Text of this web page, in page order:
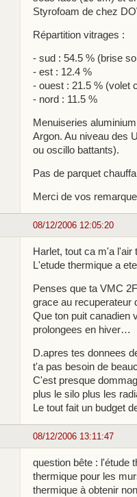
Styrofoam de chez
Répartition vitrages :
- sud : 54.5 % (brise
- est : 12.4 %
- ouest : 21.5 % (volet
- nord : 11.5 %
Menuiseries
Argon. Au niveau des
ou oscillo battants).
Pas de parquet
Merci de vos
08/12/2006 12:05:20
Harlet, tout ca m'a l'air
L'etude thermique a
Penses que ta VMC
grace au
Que ton puit canadien
prolongees en hiver…
D.apres tes donnees
t'a pas besoin de
C'est presque
plus le silo plus les
Le tout fait un budget
08/12/2006 13:11:47
question bête : l'étude
thermique pour les
thermique à obtenir